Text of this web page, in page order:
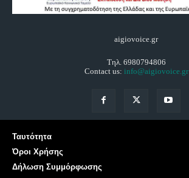
aigiovoice.gr
Τηλ. 6980794806
Contact us: info@aigiovoice.gr
Ταυτότητα
Όροι Χρήσης
Δήλωση Συμμόρφωσης